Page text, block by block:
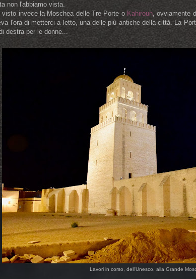
non l'abbiamo vista.
visto invece la Moschea delle Tre Porte o Kahiroun, ovviamente
l'ora di metterci a letto, una delle più antiche della città. La
destra per le donne...
Lavori in corso, dell'Unesco, alla Grande